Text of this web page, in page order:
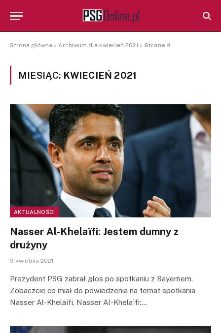
Strona główna » Archiwum dla kwiecień 2021 » Strona 4
MIESIĄC: KWIECIEŃ 2021
AKTUALNOŚCI
Nasser Al-Khelaïfi: Jestem dumny z
drużyny
9 kwietnia 2021
Prezydent PSG zabrał głos po spotkaniu z Bayernem.
Zobaczcie co miał do powiedzenia na temat spotkania
Nasser Al-Khelaïfi. Nasser Al-Khelaïfi:…